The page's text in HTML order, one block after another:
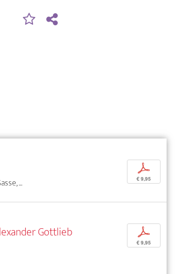
...
p
€ 9,95
Gottlieb
p
€ 9,95